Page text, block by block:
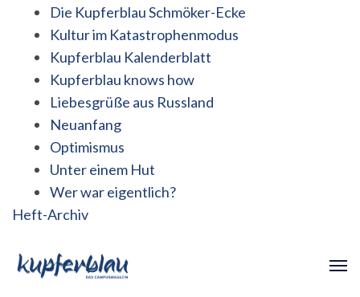
Die Kupferblau Schmöker-Ecke
Kultur im Katastrophenmodus
Kupferblau Kalenderblatt
Kupferblau knows how
Liebesgrüße aus Russland
Neuanfang
Optimismus
Unter einem Hut
Wer war eigentlich?
Heft-Archiv